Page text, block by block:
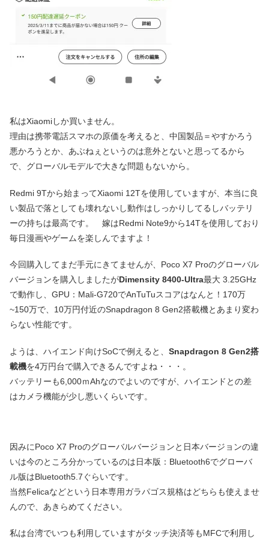
私はXiaomiしか買いません。
理由は携帯電話スマホの原価を考えると、中国製品＝やすかろう
悪かろうとか、あぶねぇというのは意外とないと思ってるから
で、グローバルモデルで大きな問題もないから。
Redmi 9Tから始まってXiaomi 12Tを使用していますが、本当に良
い製品で落としても壊れないし動作はしっかりしてるしバッテリ
ーの持ちは最高です。 嫁はRedmi Note9から14Tを使用しており
毎日漫画やゲームを楽しんでますよ！
今回購入してまだ手元にきてませんが、Poco X7 Proのグローバル
バージョンを購入しましたがDimensity 8400-Ultra最大 3.25GHz
で動作し、GPU：Mali-G720でAnTuTuスコアはなんと！170万
~150万で、10万円付近のSnapdragon 8 Gen2搭載機とあまり変わ
らない性能です。
ようは、ハイエンド向けSoCで例えると、 Snapdragon 8 Gen2搭
載機を4万円台で購入できるんですよね・・・。
バッテリーも6,000ｍAhなのでよいのですが、ハイエンドとの差
はカメラ機能が少し悪いくらいです。
因みにPoco X7 Proのグローバルバージョンと日本バージョンの違
いは今のところ分かっているのは日本版：Bluetooth6でグローバ
ル版はBluetooth5.7ぐらいです。
当然Felicaなどという日本専用ガラパゴス規格はどちらも使えませ
んので、あきらめてください。
私は台湾でいつも利用していますがタッチ決済等もMFCで利用し